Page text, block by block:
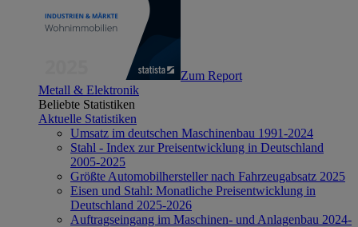
Zum Report
Metall & Elektronik
Beliebte Statistiken
Aktuelle Statistiken
Umsatz im deutschen Maschinenbau 1991-2024
Stahl - Index zur Preisentwicklung in Deutschland
2005-2025
Größte Automobilhersteller nach Fahrzeugabsatz 2025
Eisen und Stahl: Monatliche Preisentwicklung in
Deutschland 2025-2026
Auftragseingang im Maschinen- und Anlagenbau 2024-